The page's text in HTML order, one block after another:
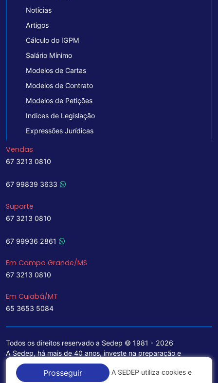
Notícias
Artigos
Cálculo do IGPM
Salário Mínimo
Modelos de Cartas
Modelos de Contrato
Modelos de Petições
Indices de Legislação
Expressões Jurídicas
Vendas
67 3213 0810
67 99839 3633
Suporte
67 3213 0810
67 99936 2861
Em Campo Grande/MS
67 3213 0810
Em Cuiabá/MT
65 3653 5084
Todos os direitos reservado a Sedep © 1981 - 2026
A Sedep, há mais de 40 anos, investe na preparação e
treinamento de funcionários e na aquisição de tecnologia de
ponta para a ampliação de seu portfólio de serviços voltados
Prosseguir A SEDEP utiliza cookies e